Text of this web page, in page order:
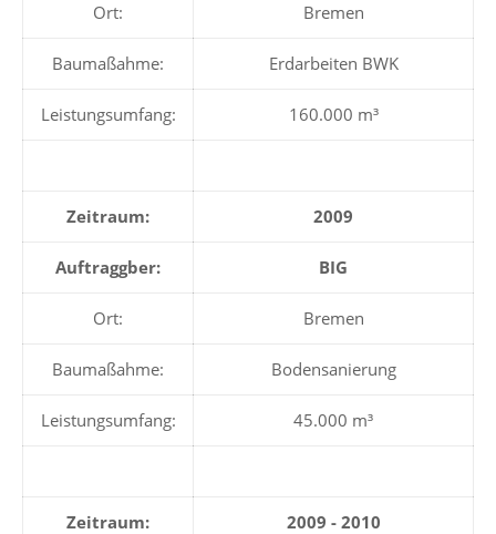
Ort: Bremen
Baumaßahme: Erdarbeiten BWK
Leistungsumfang: 160.000 m³
Zeitraum: 2009
Auftraggber: BIG
Ort: Bremen
Baumaßahme: Bodensanierung
Leistungsumfang: 45.000 m³
Zeitraum: 2009 - 2010